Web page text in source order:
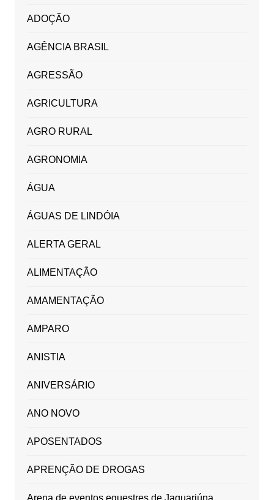
ADOÇÃO
AGÊNCIA BRASIL
AGRESSÃO
AGRICULTURA
AGRO RURAL
AGRONOMIA
ÁGUA
ÁGUAS DE LINDÓIA
ALERTA GERAL
ALIMENTAÇÃO
AMAMENTAÇÃO
AMPARO
ANISTIA
ANIVERSÁRIO
ANO NOVO
APOSENTADOS
APRENÇÃO DE DROGAS